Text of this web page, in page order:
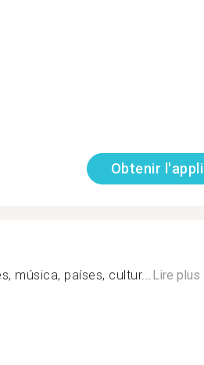
Obtenir l'appli
música, países, cultur...Lire plus